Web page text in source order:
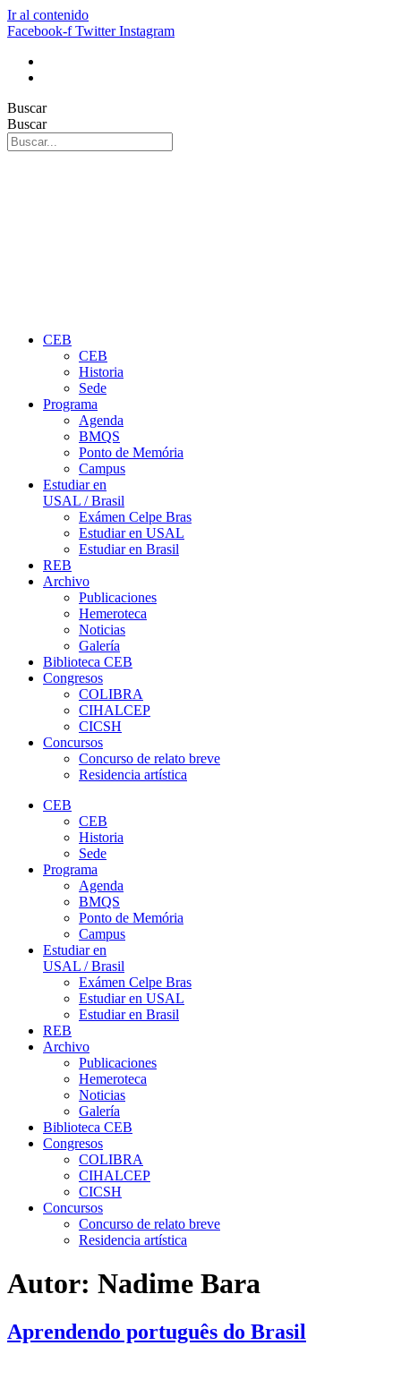
Ir al contenido
Facebook-f Twitter Instagram
Buscar
Buscar
CEB
CEB
Historia
Sede
Programa
Agenda
BMQS
Ponto de Memória
Campus
Estudiar en
USAL / Brasil
Exámen Celpe Bras
Estudiar en USAL
Estudiar en Brasil
REB
Archivo
Publicaciones
Hemeroteca
Noticias
Galería
Biblioteca CEB
Congresos
COLIBRA
CIHALCEP
CICSH
Concursos
Concurso de relato breve
Residencia artística
CEB
CEB
Historia
Sede
Programa
Agenda
BMQS
Ponto de Memória
Campus
Estudiar en
USAL / Brasil
Exámen Celpe Bras
Estudiar en USAL
Estudiar en Brasil
REB
Archivo
Publicaciones
Hemeroteca
Noticias
Galería
Biblioteca CEB
Congresos
COLIBRA
CIHALCEP
CICSH
Concursos
Concurso de relato breve
Residencia artística
Autor: Nadime Bara
Aprendendo português do Brasil